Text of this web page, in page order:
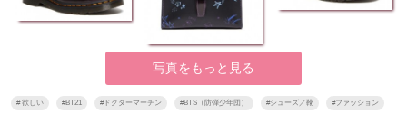
写真をもっと見る
#欲しい #BT21 #ドクターマーチン #BTS（防弾少年団） #シューズ／靴 #ファッション